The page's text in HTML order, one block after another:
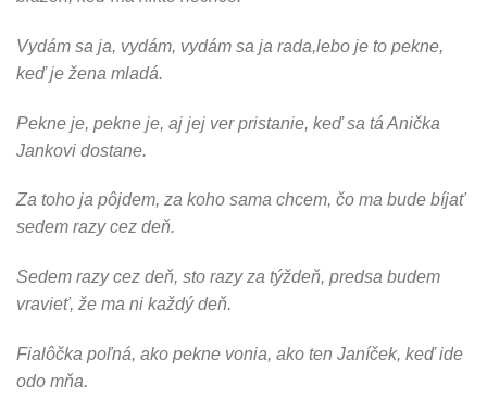
Vydám sa ja, vydám, vydám sa ja rada,lebo je to pekne,
keď je žena mladá.
Pekne je, pekne je, aj jej ver pristanie, keď sa tá Anička
Jankovi dostane.
Za toho ja pôjdem, za koho sama chcem, čo ma bude bíjať
sedem razy cez deň.
Sedem razy cez deň, sto razy za týždeň, predsa budem
vravieť, že ma ni každý deň.
Fialôčka poľná, ako pekne vonia, ako ten Janíček, keď ide
odo mňa.